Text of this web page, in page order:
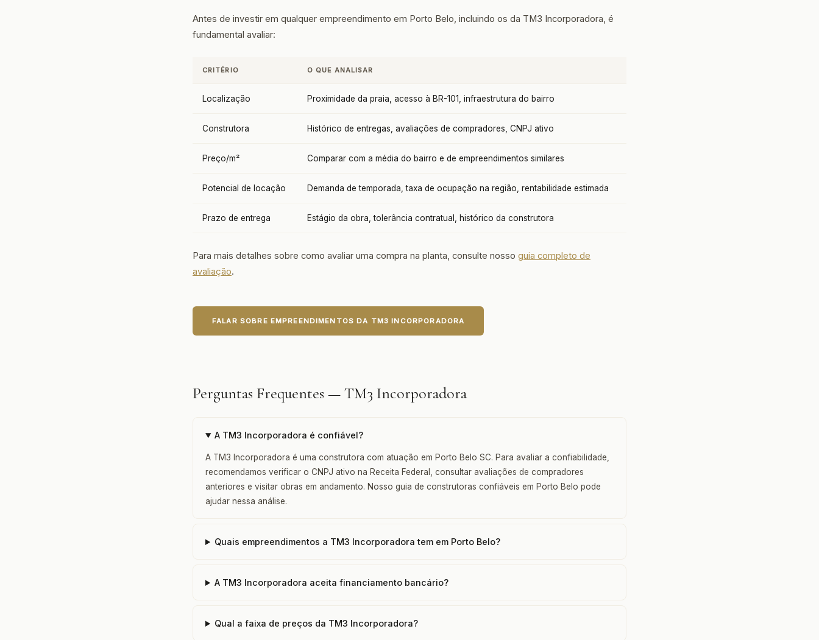
Antes de investir em qualquer empreendimento em Porto Belo, incluindo os da TM3 Incorporadora, é
fundamental avaliar:
CRITÉRIO O QUE ANALISAR
Localização Proximidade da praia, acesso à BR-101, infraestrutura do bairro
Construtora Histórico de entregas, avaliações de compradores, CNPJ ativo
Preço/m² Comparar com a média do bairro e de empreendimentos similares
Potencial de locação Demanda de temporada, taxa de ocupação na região, rentabilidade estimada
Prazo de entrega Estágio da obra, tolerância contratual, histórico da construtora
Para mais detalhes sobre como avaliar uma compra na planta, consulte nosso guia completo de
avaliação.
FALAR SOBRE EMPREENDIMENTOS DA TM3 INCORPORADORA
Perguntas Frequentes — TM3 Incorporadora
A TM3 Incorporadora é confiável?
A TM3 Incorporadora é uma construtora com atuação em Porto Belo SC. Para avaliar a confiabilidade,
recomendamos verificar o CNPJ ativo na Receita Federal, consultar avaliações de compradores
anteriores e visitar obras em andamento. Nosso guia de construtoras confiáveis em Porto Belo pode
ajudar nessa análise.
Quais empreendimentos a TM3 Incorporadora tem em Porto Belo?
A TM3 Incorporadora aceita financiamento bancário?
Qual a faixa de preços da TM3 Incorporadora?